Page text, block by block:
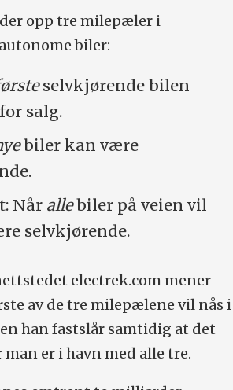
opp tre milepæler i
biler:
selvkjørende bilen
salg.
biler kan være
Når allebiler på veien vil
selvkjørende.
electrek.com mener
av de tre milepælene vil nås i
han fastslår samtidig at det
er i havn med alle tre.